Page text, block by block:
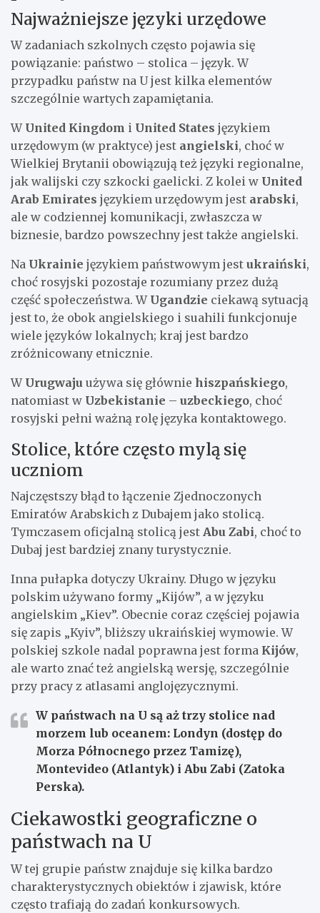
Najważniejsze języki urzędowe
W zadaniach szkolnych często pojawia się
powiązanie: państwo – stolica – język. W
przypadku państw na U jest kilka elementów
szczególnie wartych zapamiętania.
W United Kingdom i United States językiem
urzędowym (w praktyce) jest angielski, choć w
Wielkiej Brytanii obowiązują też języki regionalne,
jak walijski czy szkocki gaelicki. Z kolei w United
Arab Emirates językiem urzędowym jest arabski,
ale w codziennej komunikacji, zwłaszcza w
biznesie, bardzo powszechny jest także angielski.
Na Ukrainie językiem państwowym jest ukraiński,
choć rosyjski pozostaje rozumiany przez dużą
część społeczeństwa. W Ugandzie ciekawą sytuacją
jest to, że obok angielskiego i suahili funkcjonuje
wiele języków lokalnych; kraj jest bardzo
zróżnicowany etnicznie.
W Urugwaju używa się głównie hiszpańskiego,
natomiast w Uzbekistanie – uzbeckiego, choć
rosyjski pełni ważną rolę języka kontaktowego.
Stolice, które często mylą się
uczniom
Najczęstszy błąd to łączenie Zjednoczonych
Emiratów Arabskich z Dubajem jako stolicą.
Tymczasem oficjalną stolicą jest Abu Zabi, choć to
Dubaj jest bardziej znany turystycznie.
Inna pułapka dotyczy Ukrainy. Długo w języku
polskim używano formy „Kijów”, a w języku
angielskim „Kiev”. Obecnie coraz częściej pojawia
się zapis „Kyiv”, bliższy ukraińskiej wymowie. W
polskiej szkole nadal poprawna jest forma Kijów,
ale warto znać też angielską wersję, szczególnie
przy pracy z atlasami anglojęzycznymi.
W państwach na U są aż trzy stolice nad
morzem lub oceanem: Londyn (dostęp do
Morza Północnego przez Tamizę),
Montevideo (Atlantyk) i Abu Zabi (Zatoka
Perska).
Ciekawostki geograficzne o
państwach na U
W tej grupie państw znajduje się kilka bardzo
charakterystycznych obiektów i zjawisk, które
często trafiają do zadań konkursowych.